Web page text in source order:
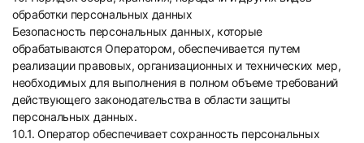
обработки персональных данных
Безопасность персональных данных, которые
обрабатываются Оператором, обеспечивается путем
реализации правовых, организационных и технических мер,
необходимых для выполнения в полном объеме требований
действующего законодательства в области защиты
персональных данных.
10.1. Оператор обеспечивает сохранность персональных